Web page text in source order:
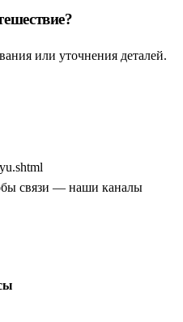
старейший
дворцом, фешенебельную
футуристический
мост. Семейные путевки
знаменитых парков
это
короткие радиальные
ведут в древний
Большого Будды под
По пути автобусы
или уточнения деталей.
связи — наши каналы